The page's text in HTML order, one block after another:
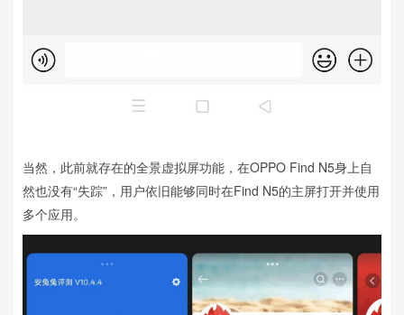
当然，此前就存在的全景虚拟屏功能，在OPPO Find N5身上自
然也没有“失踪”，用户依旧能够同时在Find N5的主屏打开并使用
多个应用。